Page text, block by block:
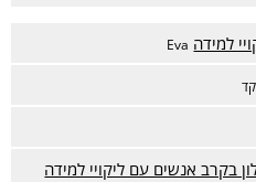
למידה Eva
אנשים עם ליקויי למידה